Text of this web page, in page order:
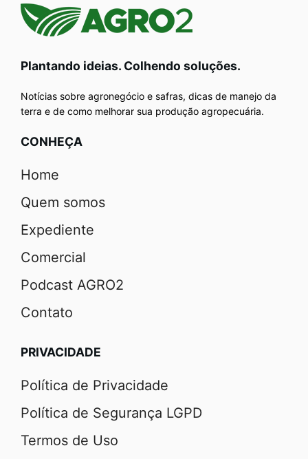
Plantando ideias. Colhendo soluções.
Notícias sobre agronegócio e safras, dicas de manejo da
terra e de como melhorar sua produção agropecuária.
CONHEÇA
Home
Quem somos
Expediente
Comercial
Podcast AGRO2
Contato
PRIVACIDADE
Política de Privacidade
Política de Segurança LGPD
Termos de Uso